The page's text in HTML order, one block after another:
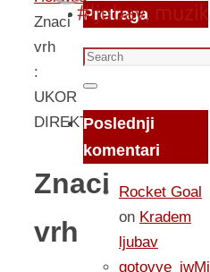
Znaci
vrh
:
UKOR
DIREKTORA
Znaci
vrh
Pretraga
Search
for:
Search
Poslednji
komentari
Rocket Goal
on Kradem
ljubav
gotovye_iwMi